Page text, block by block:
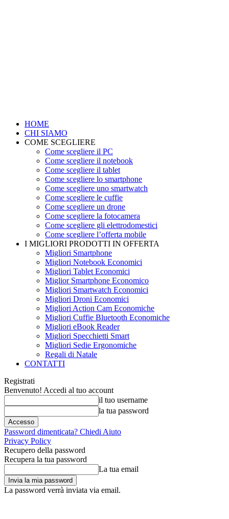
HOME
CHI SIAMO
COME SCEGLIERE
Come scegliere il PC
Come scegliere il notebook
Come scegliere il tablet
Come scegliere lo smartphone
Come scegliere uno smartwatch
Come scegliere le cuffie
Come scegliere un drone
Come scegliere la fotocamera
Come scegliere gli elettrodomestici
Come scegliere l’offerta mobile
I MIGLIORI PRODOTTI IN OFFERTA
Migliori Smartphone
Migliori Notebook Economici
Migliori Tablet Economici
Miglior Smartphone Economico
Migliori Smartwatch Economici
Migliori Droni Economici
Migliori Action Cam Economiche
Migliori Cuffie Bluetooth Economiche
Migliori eBook Reader
Migliori Specchietti Smart
Migliori Sedie Ergonomiche
Regali di Natale
CONTATTI
Registrati
Benvenuto! Accedi al tuo account
il tuo username
la tua password
Password dimenticata? Chiedi Aiuto
Privacy Policy
Recupero della password
Recupera la tua password
La tua email
La password verrà inviata via email.